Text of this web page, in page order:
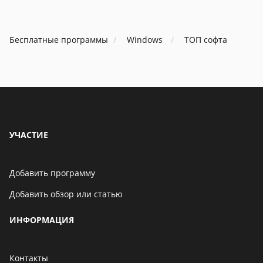
06 мая 2021
Бенчмарк AnTuTu
06 мая 2021
Бесплатные программы Windows ТОП софта
УЧАСТИЕ
Добавить программу
Добавить обзор или статью
ИНФОРМАЦИЯ
Контакты